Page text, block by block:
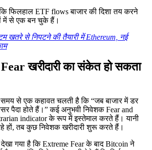
फिलहाल ETF flows बाजार की दिशा तय करने
में से एक बन चुके हैं।
खतरे से निपटने की तैयारी में Ethereum, नई
खरीदारी का संकेत हो सकता
से एक कहावत चलती है कि “जब बाजार में डर
पैदा होते हैं।” कई अनुभवी निवेशक Fear and
indicator के रूप में इस्तेमाल करते हैं। यानी
हों, तब कुछ निवेशक खरीदारी शुरू करते हैं।
देखा गया है कि Extreme Fear के बाद Bitcoin ने